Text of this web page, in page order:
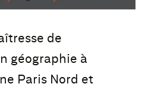
de
géographie à
Paris Nord et